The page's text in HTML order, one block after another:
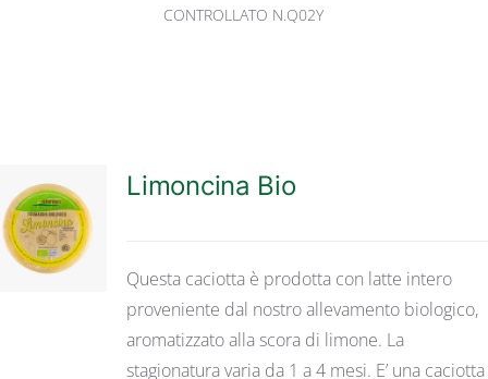
CONTROLLATO N.Q02Y
DETTAGLI
Limoncina Bio
Questa caciotta è prodotta con latte intero
proveniente dal nostro allevamento biologico,
aromatizzato alla scora di limone. La
stagionatura varia da 1 a 4 mesi. E’ una caciotta